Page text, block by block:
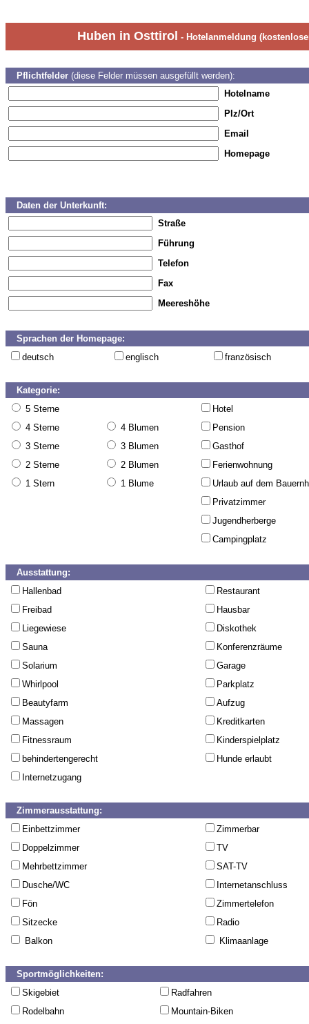
Huben in Osttirol - Hotelanmeldung
Pflichtfelder (diese Felder müssen ausgefüllt werden):
Hotelname
Plz/Ort
Email
Homepage
Daten der Unterkunft:
Straße
Führung
Telefon
Fax
Meereshöhe
Sprachen der Homepage:
deutsch
englisch französisch
Kategorie:
5 Sterne
Hotel
4 Sterne
4 Blumen
Pension
3 Sterne
3 Blumen
Gasthof
2 Sterne
2 Blumen
Ferienwohnung
1 Stern
1 Blume
Urlaub auf dem
Privatzimmer
Jugendherberge
Campingplatz
Ausstattung:
Hallenbad
Restaurant
Freibad
Hausbar
Liegewiese
Diskothek
Sauna
Konferenzräume
Solarium
Garage
Whirlpool
Parkplatz
Beautyfarm
Aufzug
Massagen
Kreditkarten
Fitnessraum
Kinderspielplatz
behindertengerecht
Hunde erlaubt
Internetzugang
Zimmerausstattung:
Einbettzimmer
Zimmerbar
Doppelzimmer
TV
Mehrbettzimmer
SAT-TV
Dusche/WC
Internetanschluss
Fön
Zimmertelefon
Sitzecke
Radio
Balkon
Klimaanlage
Sportmöglichkeiten:
Skigebiet
Radfahren
Rodelbahn
Mountain-Biken